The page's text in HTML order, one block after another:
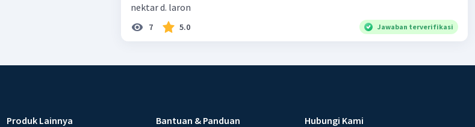
nektar d. laron
7 5.0 Jawaban terverifikasi
Produk Lainnya Bantuan & Panduan Hubungi Kami